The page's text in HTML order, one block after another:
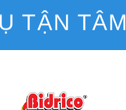
TẬN TÂM